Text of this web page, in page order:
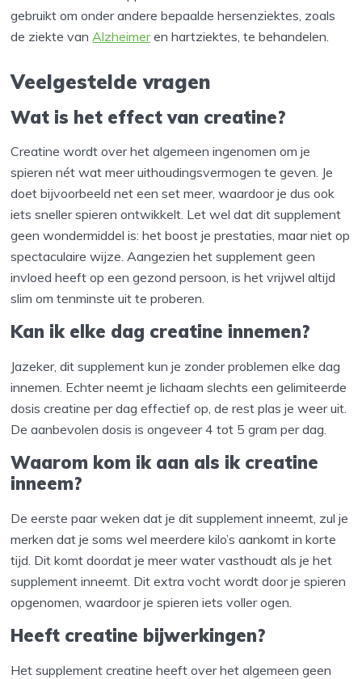
gebruikt om onder andere bepaalde hersenziektes, zoals
de ziekte vanAlzheimeren hartziektes, te behandelen.
Veelgestelde vragen
Wat is het effect van creatine?
Creatine wordt over het algemeen ingenomen om je
spieren nét wat meer uithoudingsvermogen te geven. Je
doet bijvoorbeeld net een set meer, waardoor je dus ook
iets sneller spieren ontwikkelt. Let wel dat dit supplement
geen wondermiddel is: het boost je prestaties, maar niet op
spectaculaire wijze. Aangezien het supplement geen
invloed heeft op een gezond persoon, is het vrijwel altijd
slim om tenminste uit te proberen.
Kan ik elke dag creatine innemen?
Jazeker, dit supplement kun je zonder problemen elke dag
innemen. Echter neemt je lichaam slechts een gelimiteerde
dosis creatine per dag effectief op, de rest plas je weer uit.
De aanbevolen dosis is ongeveer 4 tot 5 gram per dag.
Waarom kom ik aan als ik creatine
inneem?
De eerste paar weken dat je dit supplement inneemt, zul je
merken dat je soms wel meerdere kilo’s aankomt in korte
tijd. Dit komt doordat je meer water vasthoudt als je het
supplement inneemt. Dit extra vocht wordt door je spieren
opgenomen, waardoor je spieren iets voller ogen.
Heeft creatine bijwerkingen?
Het supplement creatine heeft over het algemeen geen